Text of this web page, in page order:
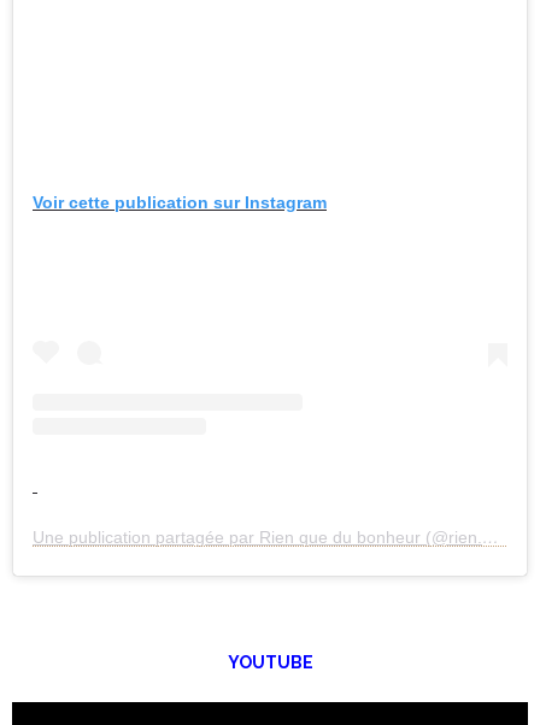
Voir cette publication sur Instagram
Une publication partagée par Rien que du bonheur (@rien.que.du.bonheur)
YOUTUBE